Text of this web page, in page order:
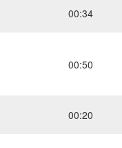
00:34
00:50
00:20